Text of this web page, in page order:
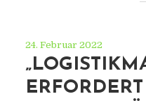
24. Februar 2022